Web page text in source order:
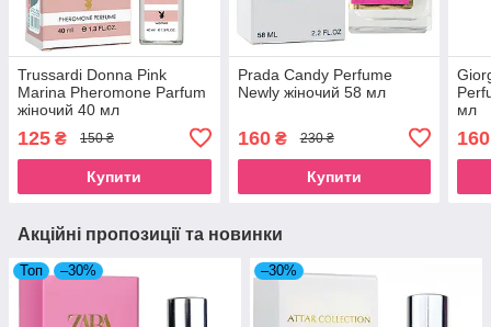
Trussardi Donna Pink
Marina Pheromone Parfum
жіночий 40 мл
125 ₴ 150 ₴
Купити
Prada Candy Perfume
Newly жіночий 58 мл
160₴ 230 ₴
Купити
мл
160
Акційні пропозиції та новинки
Топ –30% –30%